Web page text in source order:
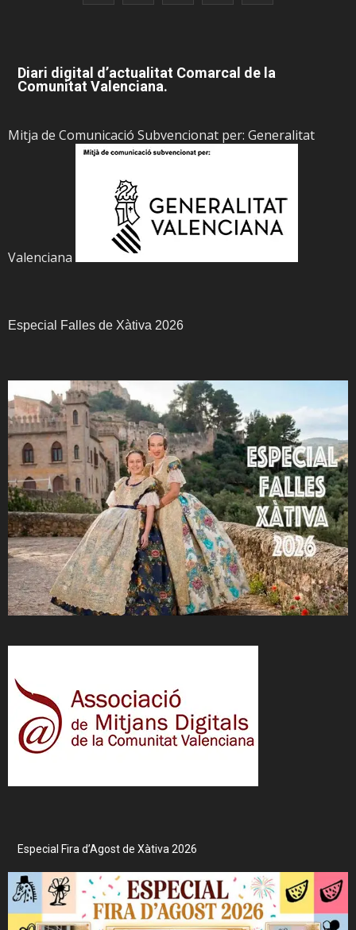
Diari digital d’actualitat Comarcal de la
Comunitat Valenciana.
Mitja de Comunicació Subvencionat per: Generalitat
Valenciana
Especial Falles de Xàtiva 2026
Especial Fira d’Agost de Xàtiva 2026